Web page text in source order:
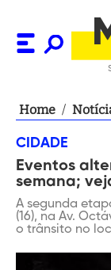
Home /
CIDADE
Eventos
semana;
A segunda
(16), na Av.
o trânsito no